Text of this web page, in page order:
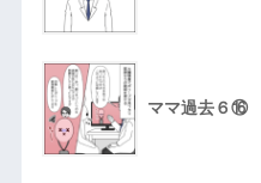
ママ過去６⑯